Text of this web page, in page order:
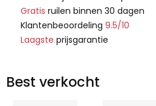
Gratis ruilen binnen 30 dagen
Klantenbeoordeling 9.5/10
Laagste prijsgarantie
Best verkocht